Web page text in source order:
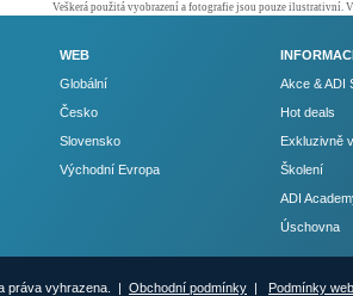
Veškerá použitá vyobrazení a fotografie jsou pouze ilustrativní.
WEB
Globální
Česko
Slovensko
Východní Evropa
Akce & ADI
Hot deals
Exkluzivně
Školení
ADI
Úschovna
práva vyhrazena. | Obchodní podmínky | Podmínky